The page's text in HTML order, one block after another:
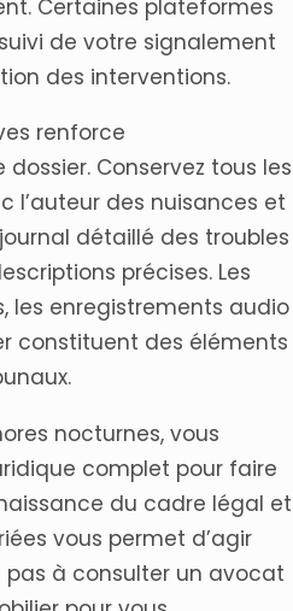
Certaines plateformes
de votre signalement
des interventions.
renforce
Conservez tous les
l’auteur des nuisances et
détaillé des troubles
précises. Les
les enregistrements audio
constituent des éléments
nocturnes, vous
complet pour faire
du cadre légal et
vous permet d’agir
pas à consulter un avocat